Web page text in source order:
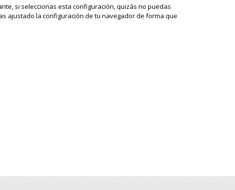
si seleccionas esta configuración, quizás no puedas
ajustado la configuración de tu navegador de forma que